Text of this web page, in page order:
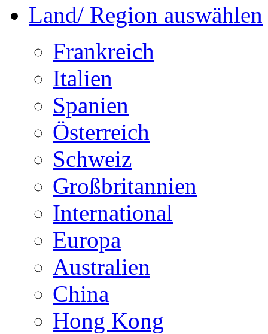
Land/ Region auswählen
Frankreich
Italien
Spanien
Österreich
Schweiz
Großbritannien
International
Europa
Australien
China
Hong Kong